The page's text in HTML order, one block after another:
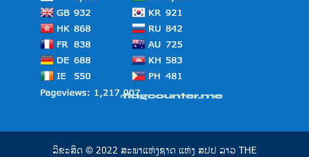
ລິຂະສິດ © 2022 ສະພາແຫ່ງຊາດ ແຫ່ງ ສປປ ລາວ THE